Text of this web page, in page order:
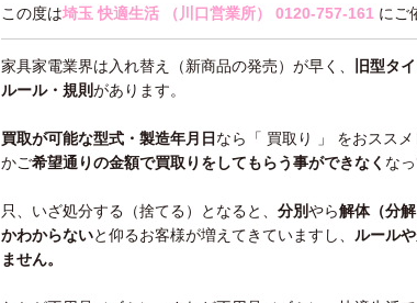
この度は埼玉 快適生活 （川口営業所） 0120-757-161 にご
家具家電業界は入れ替え（新商品の発売）が早く、
旧型タ
ルール・規則があります。
買取が可能な型式・製造年月日 なら「 買取り 」 をおスス
かご希望通りの金額で買取りをしてもらう事ができなく な
只、いざ処分する（捨てる）となると、 分別やら解体（分解
かわからないと仰るお客様が増えてきていますし、 ルール
ません。